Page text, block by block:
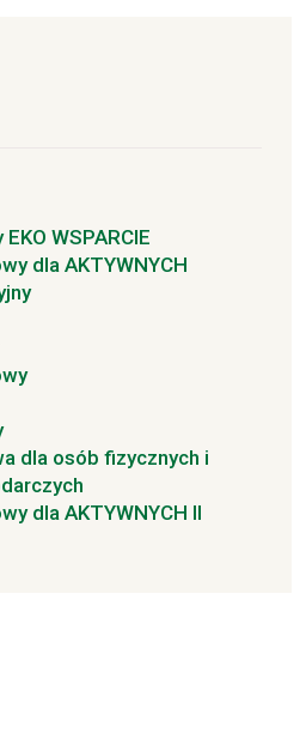
WSPARCIE
dla AKTYWNYCH
dla osób fizycznych i
dla AKTYWNYCH II